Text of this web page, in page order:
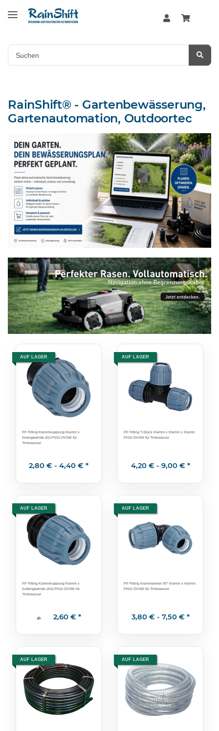
RainShift® - Gartenbewässerung,
Gartenautomation, Outdoortec
AUF LAGER
PP Fitting Klemmkupplung Klemm x
Innengewinde (IG) PN16 DVGW für
Trinkwasser
2,80 € - 4,40 € *
AUF LAGER
PP Fitting T-Stück Klemm x Klemm x Klemm
PN16 DVGW für Trinkwasser
4,20 € - 9,00 € *
AUF LAGER
PP Fitting Klemmkupplung Klemm x
Außengewinde (AG) PN16 DVGW für
Trinkwasser
ab 2,60 € *
AUF LAGER
PP Fitting Klemmwinkel 90° Klemm x Klemm
PN16 DVGW für Trinkwasser
3,80 € - 7,50 € *
AUF LAGER AUF LAGER